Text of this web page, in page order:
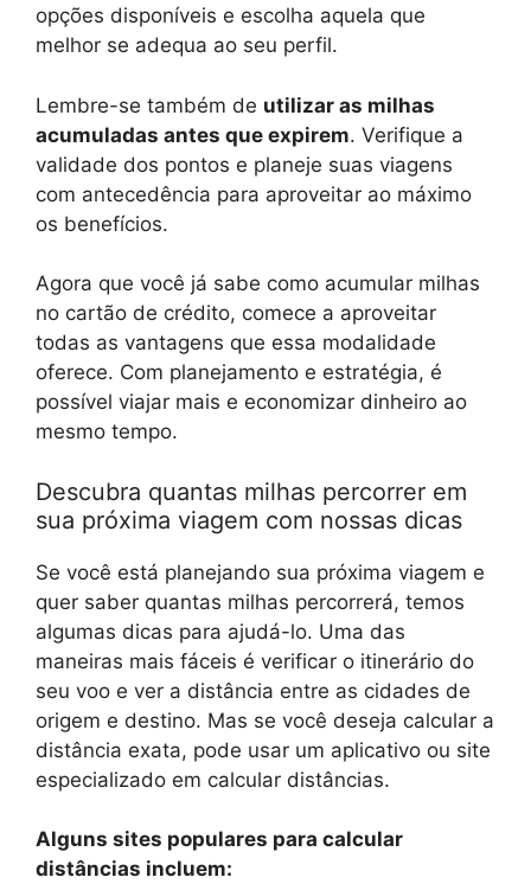
opções disponíveis e escolha aquela que
melhor se adequa ao seu perfil.
Lembre-se também de utilizar as milhas
acumuladas antes que expirem. Verifique a
validade dos pontos e planeje suas viagens
com antecedência para aproveitar ao máximo
os benefícios.
Agora que você já sabe como acumular milhas
no cartão de crédito, comece a aproveitar
todas as vantagens que essa modalidade
oferece. Com planejamento e estratégia, é
possível viajar mais e economizar dinheiro ao
mesmo tempo.
Descubra quantas milhas percorrer em
sua próxima viagem com nossas dicas
Se você está planejando sua próxima viagem e
quer saber quantas milhas percorrerá, temos
algumas dicas para ajudá-lo. Uma das
maneiras mais fáceis é verificar o itinerário do
seu voo e ver a distância entre as cidades de
origem e destino. Mas se você deseja calcular a
distância exata, pode usar um aplicativo ou site
especializado em calcular distâncias.
Alguns sites populares para calcular
distâncias incluem: